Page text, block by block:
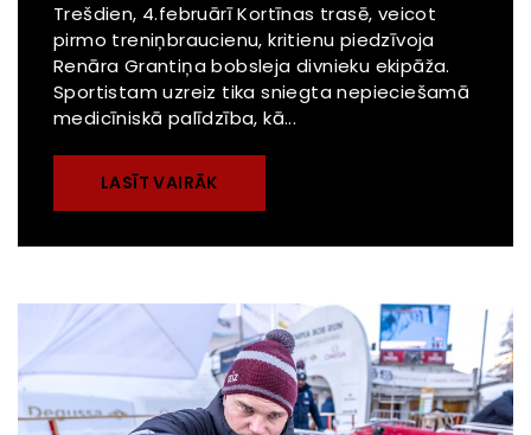
Trešdien, 4.februārī Kortīnas trasē, veicot
pirmo treniņbraucienu, kritienu piedzīvoja
Renāra Grantiņa bobsleja divnieku ekipāža.
Sportistam uzreiz tika sniegta nepieciešamā
medicīniskā palīdzība, kā...
LASĪT VAIRĀK